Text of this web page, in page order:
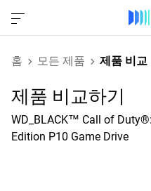
홈 모든 제품 제품 비교
제품 비교하기
WD_BLACK™ Call of
Edition P10 Game Drive